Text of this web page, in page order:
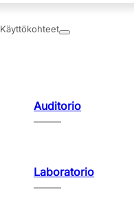
Käyttökohteet
Auditorio
Laboratorio